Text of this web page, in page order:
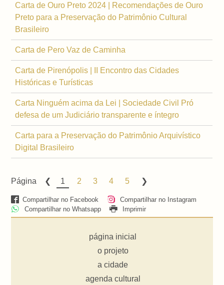
Carta de Ouro Preto 2024 | Recomendações de Ouro
Preto para a Preservação do Patrimônio Cultural
Brasileiro
Carta de Pero Vaz de Caminha
Carta de Pirenópolis | II Encontro das Cidades
Históricas e Turísticas
Carta Ninguém acima da Lei | Sociedade Civil Pró
defesa de um Judiciário transparente e íntegro
Carta para a Preservação do Patrimônio Arquivístico
Digital Brasileiro
Página 1 2 3 4 5
Compartilhar no Facebook
Compartilhar no Instagram
Compartilhar no Whatsapp
Imprimir
página inicial
o projeto
a cidade
agenda cultural